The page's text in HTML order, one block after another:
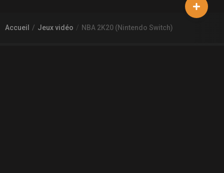
Accueil Jeux vidéo NBA 2K20 (Nintendo Switch)